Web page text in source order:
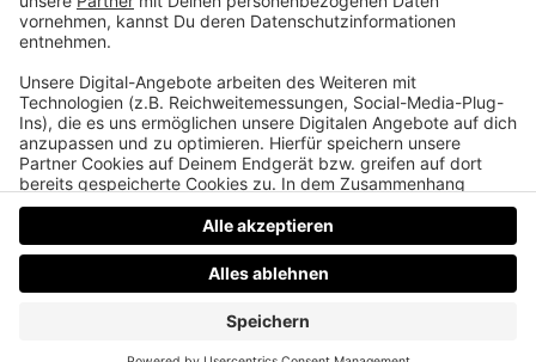
uns in die Augen und sagen ,Friede sie mit dir!´. Das
ist ein aktives Tun, und mit diesem zeichenhaften
Tun in den Alltag hinauszugehen ist das Ziel.“
DatenschutzImpressumAGBsJobsKontaktWerben